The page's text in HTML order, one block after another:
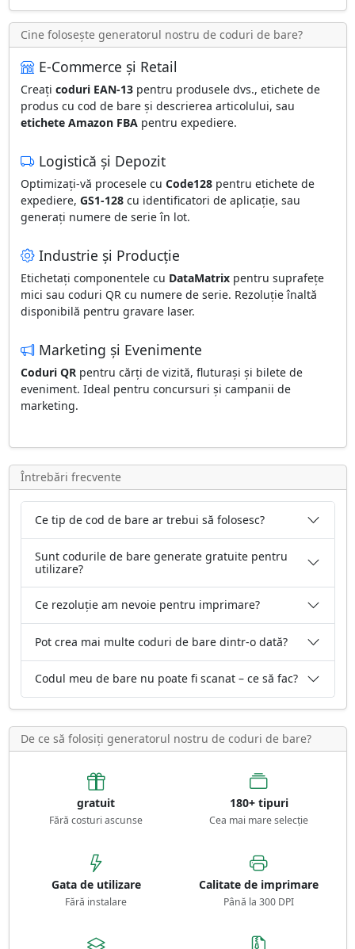
Cine folosește generatorul nostru de coduri de bare?
E-Commerce și Retail
Creați coduri EAN-13pentru produsele dvs., etichete de
produs cu cod de bare și descrierea articolului, sau
etichete Amazon FBApentru expediere.
Logistică și Depozit
Optimizați-vă procesele cu Code128pentru etichete de
expediere, GS1-128cu identificatori de aplicație, sau
generați numere de serie în lot.
Industrie și Producție
Etichetați componentele cu DataMatrixpentru suprafețe
mici sau coduri QR cu numere de serie. Rezoluție înaltă
disponibilă pentru gravare laser.
Marketing și Evenimente
Coduri QRpentru cărți de vizită, fluturași și bilete de
eveniment. Ideal pentru concursuri și campanii de
marketing.
Întrebări frecvente
Ce tip de cod de bare ar trebui să folosesc?
Sunt codurile de bare generate gratuite pentru
utilizare?
Ce rezoluție am nevoie pentru imprimare?
Pot crea mai multe coduri de bare dintr-o dată?
Codul meu de bare nu poate fi scanat – ce să fac?
De ce să folosiți generatorul nostru de coduri de bare?
gratuit
Fără costuri ascunse
180+ tipuri
Cea mai mare selecție
Gata de utilizare
Fără instalare
Calitate de imprimare
Până la 300 DPI